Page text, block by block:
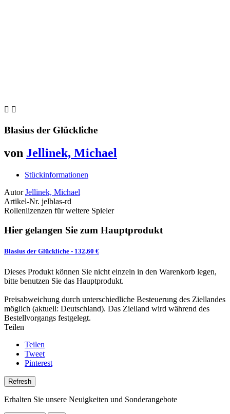
 
Blasius der Glückliche
von Jellinek, Michael
Stückinformationen
Autor Jellinek, Michael
Artikel-Nr. jelblas-rd
Rollenlizenzen für weitere Spieler
Hier gelangen Sie zum Hauptprodukt
Blasius der Glückliche - 132,60 €
Dieses Produkt können Sie nicht einzeln in den Warenkorb legen,
bitte benutzen Sie das Hauptprodukt.
Preisabweichung durch unterschiedliche Besteuerung des Ziellandes
möglich (aktuell: Deutschland). Das Zielland wird während des
Bestellvorgangs festgelegt.
Teilen
Teilen
Tweet
Pinterest
Erhalten Sie unsere Neuigkeiten und Sonderangebote